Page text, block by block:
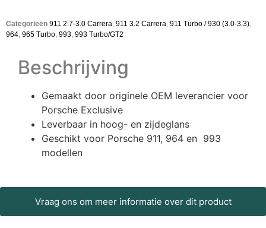
Categorieën 911 2.7-3.0 Carrera, 911 3.2 Carrera, 911 Turbo / 930 (3.0-3.3),
964, 965 Turbo, 993, 993 Turbo/GT2
Beschrijving
Gemaakt door originele OEM leverancier voor
Porsche Exclusive
Leverbaar in hoog- en zijdeglans
Geschikt voor Porsche 911, 964 en 993
modellen
Vraag ons om meer informatie over dit product